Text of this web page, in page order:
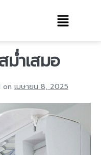
ม่ำเสมอ
on เมษายน 8, 2025